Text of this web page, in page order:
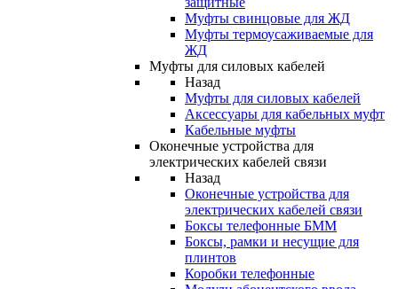
Муфты свинцовые для ЖД
Муфты термоусаживаемые для
ЖД
Муфты для силовых кабелей
Назад
Муфты для силовых кабелей
Аксессуары для кабельных муфт
Кабельные муфты
Оконечные устройства для
электрических кабелей связи
Назад
Оконечные устройства для
электрических кабелей связи
Боксы телефонные БММ
Боксы, рамки и несущие для
плинтов
Коробки телефонные